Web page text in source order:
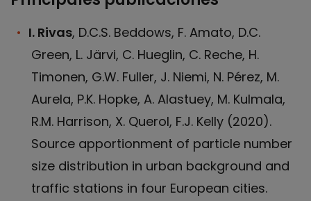
I. Rivas, D.C.S. Beddows, F. Amato, D.C.
Green, L. Järvi, C. Hueglin, C. Reche, H.
Timonen, G.W. Fuller, J. Niemi, N. Pérez, M.
Aurela, P.K. Hopke, A. Alastuey, M. Kulmala,
R.M. Harrison, X. Querol, F.J. Kelly (2020).
Source apportionment of particle number
size distribution in urban background and
traffic stations in four European cities.